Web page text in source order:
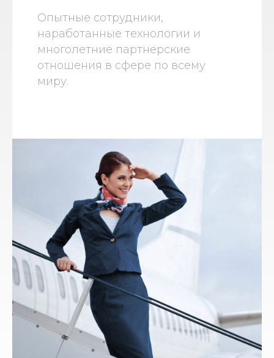
Опытные сотрудники,
наработанные технологии и
многолетние партнерские
отношения в сфере по всему
миру.